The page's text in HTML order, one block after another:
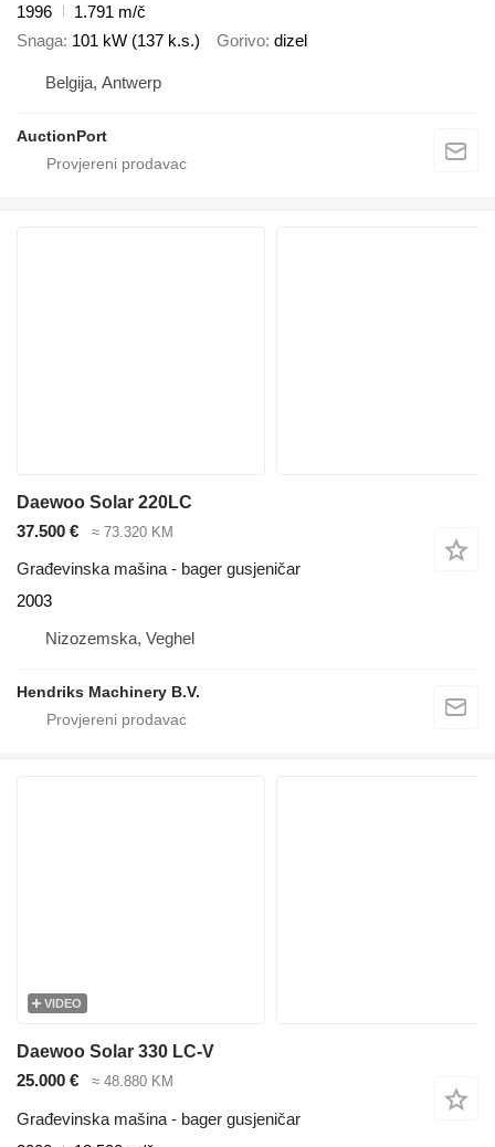
1996
1.791 m/č
Snaga 101 kW (137 k.s.) Gorivo dizel
Belgija, Antwerp
AuctionPort
Daewoo Solar 220LC
37.500 €
≈ 73.320 KM
Građevinska mašina - bager gusjeničar
2003
Nizozemska, Veghel
Hendriks Machinery B.V.
VIDEO
Daewoo Solar 330 LC-V
25.000 €
≈ 48.880 KM
Građevinska mašina - bager gusjeničar